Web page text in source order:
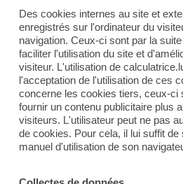
Des cookies internes au site et
enregistrés sur l'ordinateur du
navigation. Ceux-ci sont par la
faciliter l'utilisation du site et
visiteur. L'utilisation de
l'acceptation de l'utilisation de ces
concerne les cookies tiers, ceux-ci
fournir un contenu publicitaire plus
visiteurs. L'utilisateur peut ne pas
de cookies. Pour cela, il lui suffit de
manuel d'utilisation de son